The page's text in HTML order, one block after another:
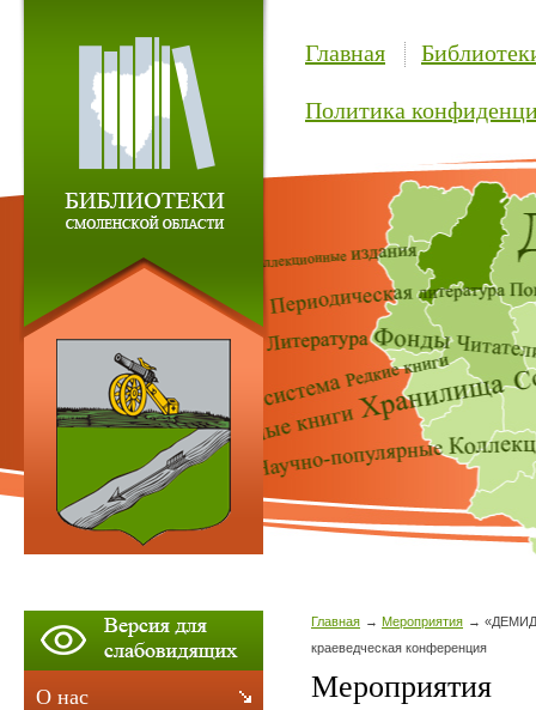
Главная
Политика
Главная Мероприятия
краеведческая конференция
Мероприятия
О нас